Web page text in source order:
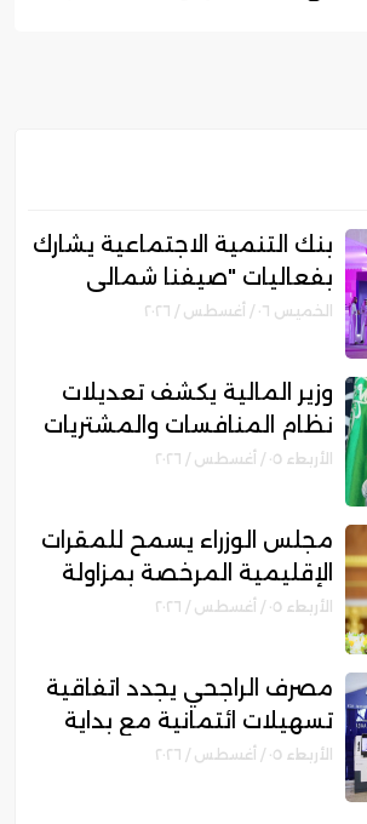
بنك التنمية الاجتماعية يشارك
بفعاليات "صيفنا شمالي
2026" لتمكين رواد الأعمالالخميس ٠٦ / أغسطس / ٢٠٢٦
وزير المالية يكشف تعديلات
نظام المنافسات والمشتريات
الحكومية الجديد
الأربعاء ٠٥ / أغسطس / ٢٠٢٦
مجلس الوزراء يسمح للمقرات
الإقليمية المرخصة بمزاولة
الأنشطة المالية عابرة الحدود
الأربعاء ٠٥ / أغسطس / ٢٠٢٦
مصرف الراجحي يجدد اتفاقية
تسهيلات ائتمانية مع بداية
الأربعاء ٠٥ / أغسطس / ٢٠٢٦